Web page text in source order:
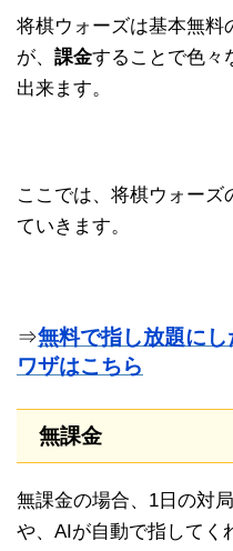
将棋ウォーズは基本無料
が、 課金することで色々
出来ます。
ここでは、将棋ウォー
ていきます。
⇒無料で指し放題に
ワザはこちら
無課金
無課金の場合、1日の対
や、AIが自動で指してく